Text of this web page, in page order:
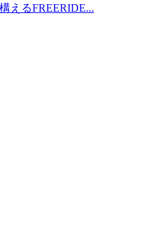
えるFREERIDE...